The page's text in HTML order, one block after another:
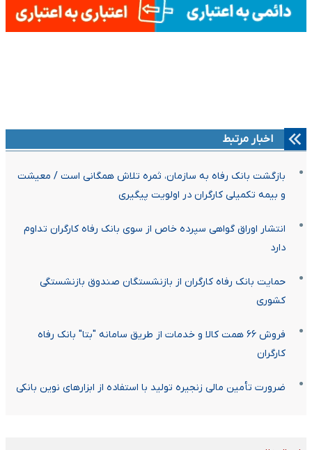
اخبار مرتبط
بازگشت بانک رفاه به سازمان، ثمره تلاش همگانی است / معیشت
و بیمه تکمیلی کارگران در اولویت پیگیری
انتشار اوراق گواهی سپرده خاص از سوی بانک رفاه کارگران تداوم
دارد
حمایت بانک رفاه کارگران از بازنشستگان صندوق بازنشستگی
کشوری
فروش ۶۶ همت کالا و خدمات از طریق سامانه "بتا" بانک رفاه
کارگران
ضرورت تأمین مالی زنجیره تولید با استفاده از ابزارهای نوین بانکی